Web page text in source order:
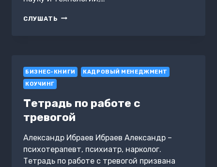
СЛУШАТЬ МИССИЯ
БИЗНЕС-КНИГИ
КАДРОВЫЙ МЕНЕДЖМЕНТ
КОУЧИНГ
Тетрадь по работе с
тревогой
Александр Ибраев Ибраев Александр –
психотерапевт, психиатр, нарколог.
Тетрадь по работе с тревогой призвана